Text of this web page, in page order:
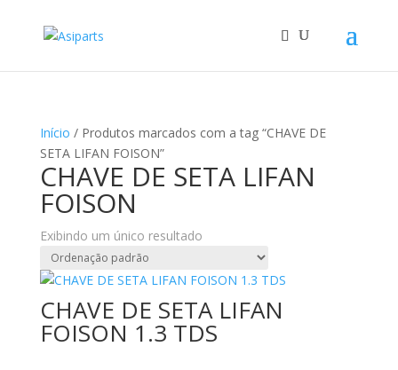
Início / Produtos marcados com a tag “CHAVE DE
SETA LIFAN FOISON”
CHAVE DE SETA LIFAN
FOISON
Exibindo um único resultado
CHAVE DE SETA LIFAN
FOISON 1.3 TDS